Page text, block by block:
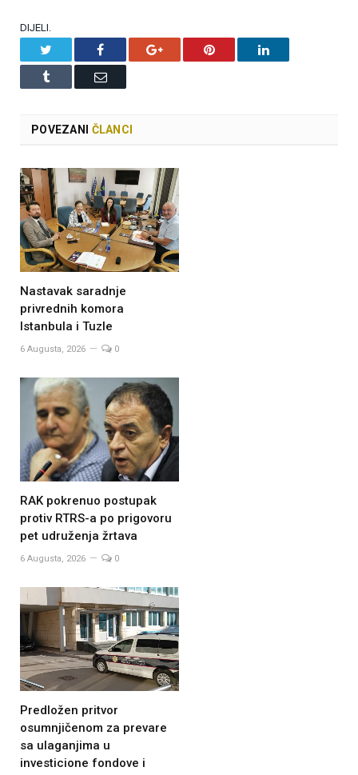
DIJELI.
Facebook Google+ Pinterest LinkedIn
Tumblr Email
POVEZANI ČLANCI
Nastavak saradnje
privrednih komora
Istanbula i Tuzle
6 Augusta, 2026 0
RAK pokrenuo postupak
protiv RTRS-a po prigovoru
pet udruženja žrtava
6 Augusta, 2026 0
Predložen pritvor
osumnjičenom za prevare
sa ulaganjima u
investicione fondove i